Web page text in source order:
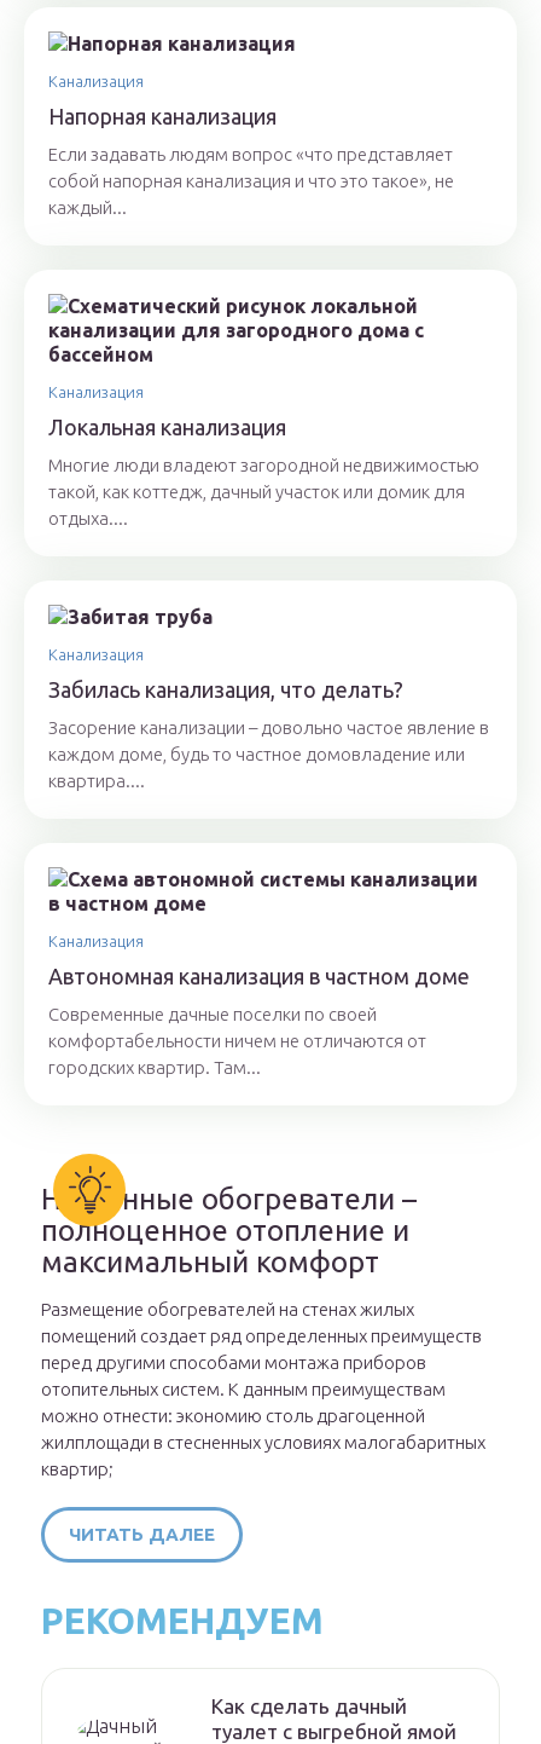
Канализация
Напорная канализация
Если задавать людям вопрос «что представляет
собой напорная канализация и что это такое», не
каждый...
Канализация
Локальная канализация
Многие люди владеют загородной недвижимостью
такой, как коттедж, дачный участок или домик для
отдыха....
Канализация
Забилась канализация, что делать?
Засорение канализации – довольно частое явление в
каждом доме, будь то частное домовладение или
квартира....
Канализация
Автономная канализация в частном доме
Современные дачные поселки по своей
комфортабельности ничем не отличаются от
городских квартир. Там...
Настенные обогреватели –
полноценное отопление и
максимальный комфорт
Размещение обогревателей на стенах жилых
помещений создает ряд определенных преимуществ
перед другими способами монтажа приборов
отопительных систем. К данным преимуществам
можно отнести: экономию столь драгоценной
жилплощади в стесненных условиях малогабаритных
квартир;
ЧИТАТЬ ДАЛЕЕ
РЕКОМЕНДУЕМ
Как сделать дачный
туалет с выгребной ямой